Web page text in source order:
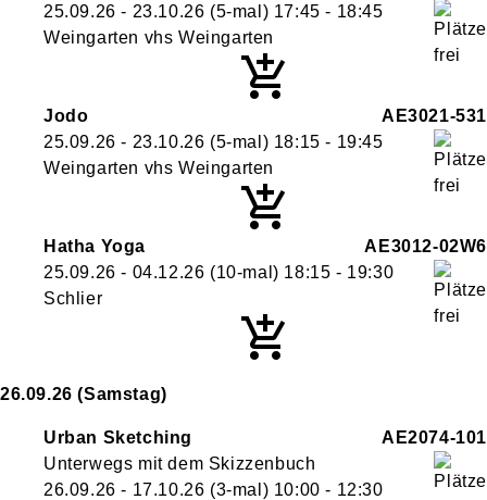
25.09.26 - 23.10.26 (5-mal) 17:45 - 18:45
Weingarten vhs Weingarten
Jodo
AE3021-531
25.09.26 - 23.10.26 (5-mal) 18:15 - 19:45
Weingarten vhs Weingarten
Hatha Yoga
AE3012-02W6
25.09.26 - 04.12.26 (10-mal) 18:15 - 19:30
Schlier
26.09.26 (Samstag)
Urban Sketching
AE2074-101
Unterwegs mit dem Skizzenbuch
26.09.26 - 17.10.26 (3-mal) 10:00 - 12:30